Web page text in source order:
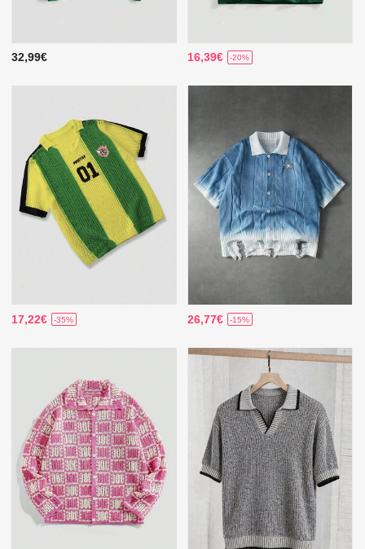
32,99€ 16,39€ -20%
17,22€ -35% 26,77€ -15%